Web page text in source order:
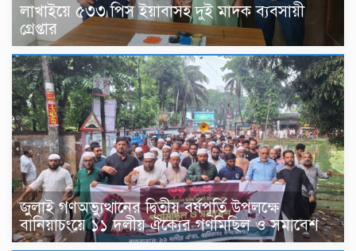
লাখাইয়ে ৫৩৩ পিস ইয়াবাসহ দুই মাদক ব্যবসায়ী
গ্রেপ্তার
জুলাই গণঅভ্যুত্থানের দ্বিতীয় বর্ষপূর্তি উপলক্ষে
বানিয়াচংয়ে ১১ দলীয় ঐক্যের গণমিছিল ও সমাবেশ